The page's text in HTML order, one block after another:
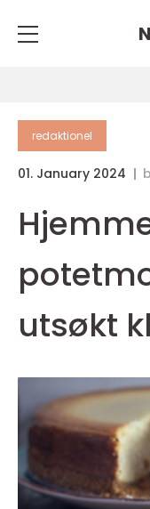
redaktionel
01. January 2024
utsøkt